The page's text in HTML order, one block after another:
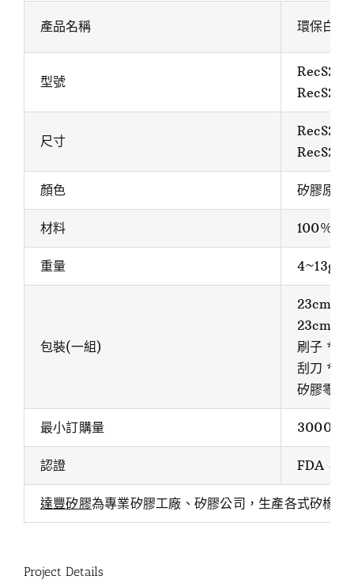
產品名稱 環保白金
型號
尺寸
顏色 矽膠原色
材料 100％環
重量 4~13g
包裝(一組)
23cm 加
23cm 珍
刷子 * 1
刮刀 * 1
矽膠零錢
最小訂購量 3000pcs
認證 FDA，
達豐矽膠為專業矽膠工廠、矽膠公司，生產各式矽橡
Project Details